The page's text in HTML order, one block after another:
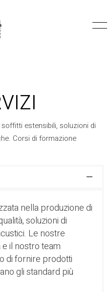
estensibili, soluzioni di
Corsi di formazione
nella produzione di
soluzioni di
Le nostre
il nostro team
di fornire prodotti
gli standard più